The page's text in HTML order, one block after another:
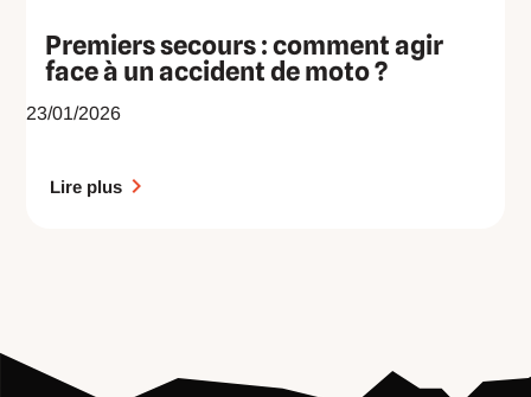
Premiers secours : comment agir
face à un accident de moto ?
23/01/2026
Lire plus